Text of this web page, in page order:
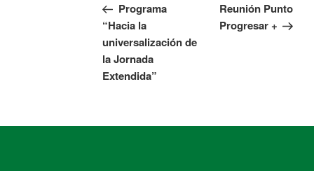
Programa
“Hacia la
universalización de
la Jornada
Extendida”
Reunión Punto
Progresar +